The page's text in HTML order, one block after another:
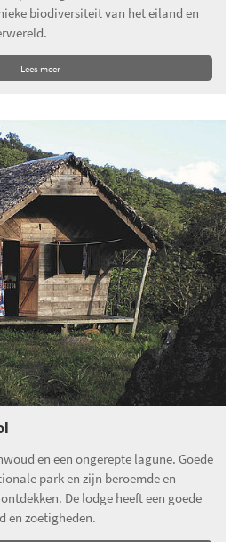
biodiversiteit van het eiland en
Lees meer
en een ongerepte lagune. Goede
park en zijn beroemde en
De lodge heeft een goede
en zoetigheden.